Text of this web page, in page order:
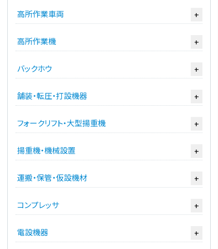
高所作業車両 +
高所作業機 +
バックホウ +
舗装・転圧・打設機器 +
フォークリフト・大型揚重機 +
揚重機・機械設置 +
運搬・保管・仮設機材 +
コンプレッサ +
電設機器 +